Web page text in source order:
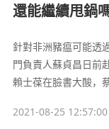
還能繼續甩鍋
針對非洲豬瘟可能透
門負責人蘇貞昌日前
賴士葆在臉書大酸，
少次聽見行政部門一
2021-08-25 12:57:00